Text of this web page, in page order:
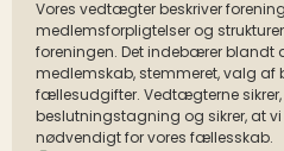
Vores vedtægter beskriver
medlemsforpligtelser og
foreningen. Det indebærer blandt
medlemskab, stemmeret, valg af
fællesudgifter. Vedtægterne
beslutningstagning og sikrer, at
nødvendigt for vores fællesskab.